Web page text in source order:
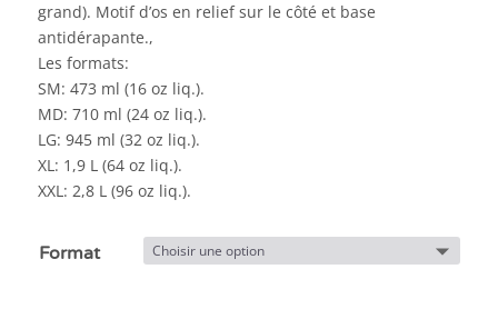
grand). Motif d’os en relief sur le côté et base
antidérapante.,
Les formats:
SM: 473 ml (16 oz liq.).
MD: 710 ml (24 oz liq.).
LG: 945 ml (32 oz liq.).
XL: 1,9 L (64 oz liq.).
XXL: 2,8 L (96 oz liq.).
Format